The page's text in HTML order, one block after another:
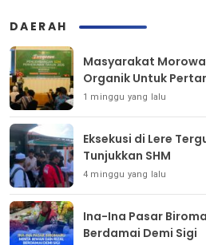
DAERAH
Masyarakat
Organik Untuk
1 minggu yang lalu
Eksekusi di Lere
Tunjukkan SHM
4 minggu yang lalu
Ina-Ina Pasar
Berdamai Demi Sigi